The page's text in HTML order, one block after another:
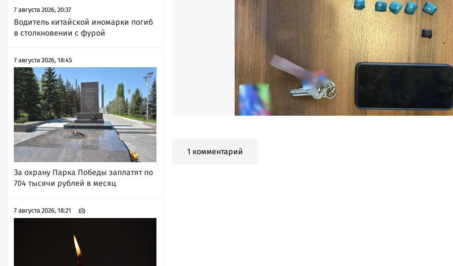
7 августа 2026, 20:37
Водитель китайской иномарки погиб
в столкновении с фурой
7 августа 2026, 18:45
За охрану Парка Победы заплатят по
704 тысячи рублей в месяц
7 августа 2026, 18:21
1 комментарий